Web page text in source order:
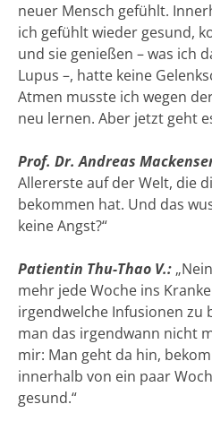
neuer Mensch gefühlt.
ich gefühlt wieder gesund,
und sie genießen – was ich
Lupus –, hatte keine
Atmen musste ich wegen
neu lernen. Aber jetzt geht
Prof. Dr. Andreas
Allererste auf der Welt, die
bekommen hat. Und das
keine Angst?“
Patientin Thu-Thao V.:
mehr jede Woche ins
irgendwelche Infusionen zu
man das irgendwann nicht
mir: Man geht da hin,
innerhalb von ein paar
gesund.“